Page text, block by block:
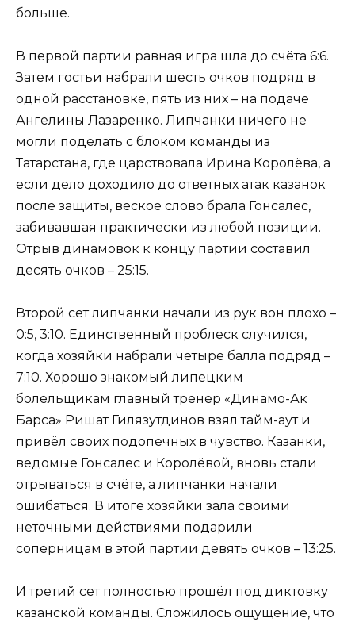
больше.
В первой партии равная игра шла до счёта 6:6.
Затем гостьи набрали шесть очков подряд в
одной расстановке, пять из них – на подаче
Ангелины Лазаренко. Липчанки ничего не
могли поделать с блоком команды из
Татарстана, где царствовала Ирина Королёва, а
если дело доходило до ответных атак казанок
после защиты, веское слово брала Гонсалес,
забивавшая практически из любой позиции.
Отрыв динамовок к концу партии составил
десять очков – 25:15.
Второй сет липчанки начали из рук вон плохо –
0:5, 3:10. Единственный проблеск случился,
когда хозяйки набрали четыре балла подряд –
7:10. Хорошо знакомый липецким
болельщикам главный тренер «Динамо-Ак
Барса» Ришат Гилязутдинов взял тайм-аут и
привёл своих подопечных в чувство. Казанки,
ведомые Гонсалес и Королёвой, вновь стали
отрываться в счёте, а липчанки начали
ошибаться. В итоге хозяйки зала своими
неточными действиями подарили
соперницам в этой партии девять очков – 13:25.
И третий сет полностью прошёл под диктовку
казанской команды. Сложилось ощущение, что